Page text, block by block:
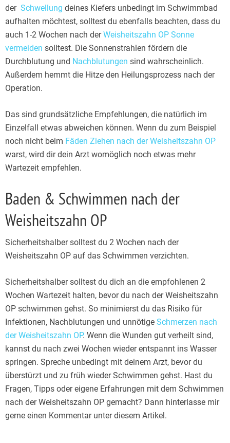
der Schwellung deines Kiefers unbedingt im Schwimmbad
aufhalten möchtest, solltest du ebenfalls beachten, dass du
auch 1-2 Wochen nach derWeisheitszahn OP Sonne
vermeiden solltest. Die Sonnenstrahlen fördern die
Durchblutung und Nachblutungen sind wahrscheinlich.
Außerdem hemmt die Hitze den Heilungsprozess nach der
Operation.
Das sind grundsätzliche Empfehlungen, die natürlich im
Einzelfall etwas abweichen können. Wenn du zum Beispiel
noch nicht beim Fäden Ziehen nach der Weisheitszahn OP
warst, wird dir dein Arzt womöglich noch etwas mehr
Wartezeit empfehlen.
Baden & Schwimmen nach der
Weisheitszahn OP
Sicherheitshalber solltest du 2 Wochen nach der
Weisheitszahn OP auf das Schwimmen verzichten.
Sicherheitshalber solltest du dich an die empfohlenen 2
Wochen Wartezeit halten, bevor du nach der Weisheitszahn
OP schwimmen gehst. So minimierst du das Risiko für
Infektionen, Nachblutungen und unnötige Schmerzen nach
der Weisheitszahn OP. Wenn die Wunden gut verheilt sind,
kannst du nach zwei Wochen wieder entspannt ins Wasser
springen. Spreche unbedingt mit deinem Arzt, bevor du
überstürzt und zu früh wieder Schwimmen gehst. Hast du
Fragen, Tipps oder eigene Erfahrungen mit dem Schwimmen
nach der Weisheitszahn OP gemacht? Dann hinterlasse mir
gerne einen Kommentar unter diesem Artikel.